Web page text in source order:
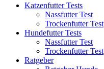
Katzenfutter Tests
Nassfutter Test
Trockenfutter Test
Hundefutter Tests
Nassfutter Test
Trockenfutter Test
Ratgeber